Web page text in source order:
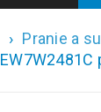
› Pranie a
EW7W2481C